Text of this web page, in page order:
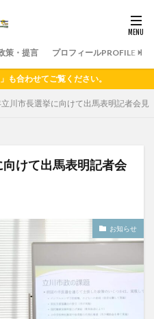
策・提言 プロフィールPROFILE
わせてご覧ください。
川市長選挙に向けて出馬表明記者会見
けて出馬表明記者会
お知らせ